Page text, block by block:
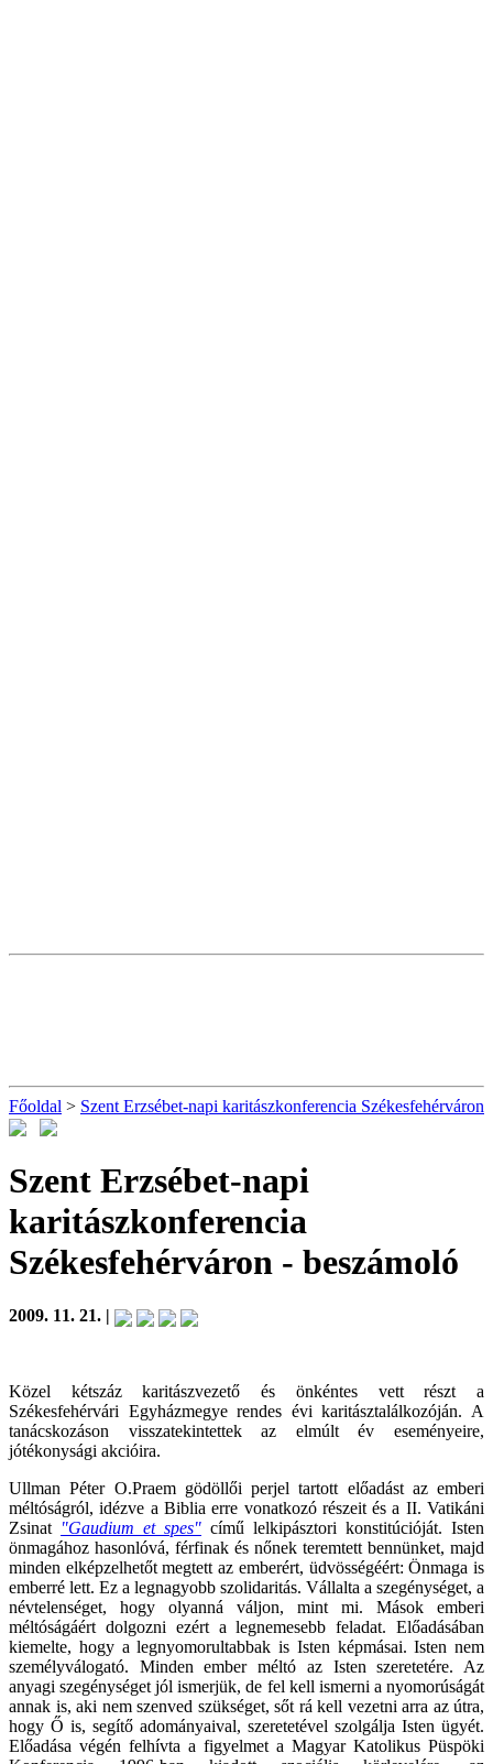
Főoldal > Szent Erzsébet-napi karitászkonferencia Székesfehérváron
Szent Erzsébet-napi
karitászkonferencia
Székesfehérváron - beszámoló
2009. 11. 21. |
Közel kétszáz karitászvezető és önkéntes vett részt a
Székesfehérvári Egyházmegye rendes évi karitásztalálkozóján. A
tanácskozáson visszatekintettek az elmúlt év eseményeire,
jótékonysági akcióira.
Ullman Péter O.Praem gödöllői perjel tartott előadást az emberi
méltóságról, idézve a Biblia erre vonatkozó részeit és a II. Vatikáni
Zsinat "Gaudium et spes" című lelkipásztori konstitúcióját. Isten
önmagához hasonlóvá, férfinak és nőnek teremtett bennünket, majd
minden elképzelhetőt megtett az emberért, üdvösségéért: Önmaga is
emberré lett. Ez a legnagyobb szolidaritás. Vállalta a szegénységet, a
névtelenséget, hogy olyanná váljon, mint mi. Mások emberi
méltóságáért dolgozni ezért a legnemesebb feladat. Előadásában
kiemelte, hogy a legnyomorultabbak is Isten képmásai. Isten nem
személyválogató. Minden ember méltó az Isten szeretetére. Az
anyagi szegénységet jól ismerjük, de fel kell ismerni a nyomorúságát
annak is, aki nem szenved szükséget, sőt rá kell vezetni arra az útra,
hogy Ő is, segítő adományaival, szeretetével szolgálja Isten ügyét.
Előadása végén felhívta a figyelmet a Magyar Katolikus Püspöki